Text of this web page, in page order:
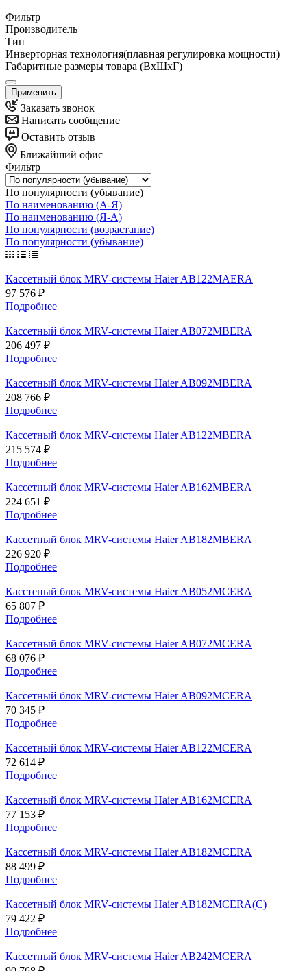
Фильтр
Производитель
Тип
Инверторная технология(плавная регулировка мощности)
Габаритные размеры товара (ВxШxГ)
Применить
Заказать звонок
Написать сообщение
Оставить отзыв
Ближайший офис
Фильтр
По популярности (убывание)
По наименованию (А-Я)
По наименованию (Я-А)
По популярности (возрастание)
По популярности (убывание)
Кассетный блок MRV-системы Haier AB122MAERA
97 576 ₽
Подробнее
Кассетный блок MRV-системы Haier AB072MBERA
206 497 ₽
Подробнее
Кассетный блок MRV-системы Haier AB092MBERA
208 766 ₽
Подробнее
Кассетный блок MRV-системы Haier AB122MBERA
215 574 ₽
Подробнее
Кассетный блок MRV-системы Haier AB162MBERA
224 651 ₽
Подробнее
Кассетный блок MRV-системы Haier AB182MBERA
226 920 ₽
Подробнее
Касстеный блок MRV-системы Haier AB052MCERA
65 807 ₽
Подробнее
Кассетный блок MRV-системы Haier AB072MCERA
68 076 ₽
Подробнее
Кассетный блок MRV-системы Haier AB092MCERA
70 345 ₽
Подробнее
Кассетный блок MRV-системы Haier AB122MCERA
72 614 ₽
Подробнее
Кассетный блок MRV-системы Haier AB162MCERA
77 153 ₽
Подробнее
Кассетный блок MRV-системы Haier AB182MCERA
88 499 ₽
Подробнее
Кассетный блок MRV-системы Haier AB182MCERA(C)
79 422 ₽
Подробнее
Кассетный блок MRV-системы Haier AB242MCERA